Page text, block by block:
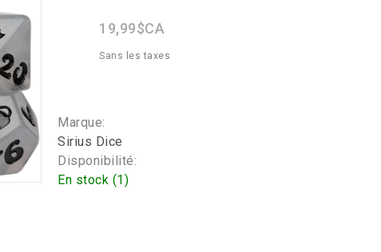
19,99$CA
Sans les taxes
Marque:
Sirius Dice
Disponibilité:
En stock (1)